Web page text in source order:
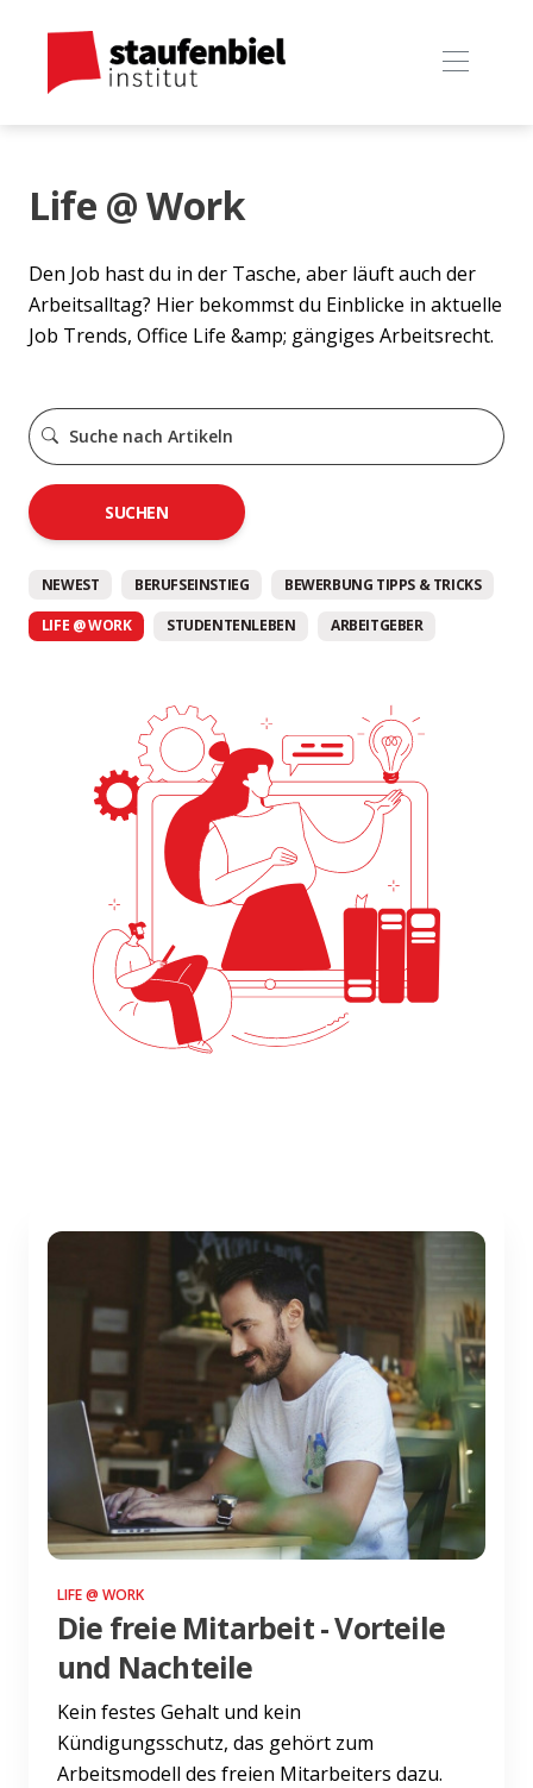
Life @ Work
Den Job hast du in der Tasche, aber läuft auch der
Arbeitsalltag? Hier bekommst du Einblicke in aktuelle
Job Trends, Office Life &amp; gängiges Arbeitsrecht.
SUCHEN
NEWEST BERUFSEINSTIEG BEWERBUNG TIPPS & TRICKS
LIFE @ WORK STUDENTENLEBEN ARBEITGEBER
LIFE @ WORK
Die freie Mitarbeit - Vorteile
und Nachteile
Kein festes Gehalt und kein
Kündigungsschutz, das gehört zum
Arbeitsmodell des freien Mitarbeiters dazu.